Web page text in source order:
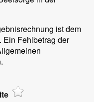
ist dem
Ein Fehlbetrag der